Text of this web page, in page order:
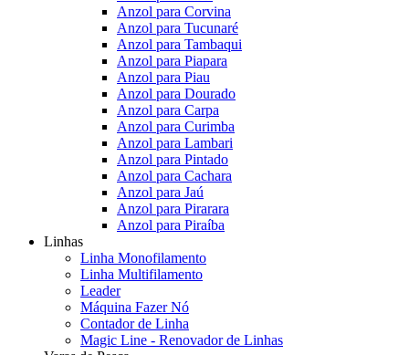
Anzol para Corvina
Anzol para Tucunaré
Anzol para Tambaqui
Anzol para Piapara
Anzol para Piau
Anzol para Dourado
Anzol para Carpa
Anzol para Curimba
Anzol para Lambari
Anzol para Pintado
Anzol para Cachara
Anzol para Jaú
Anzol para Pirarara
Anzol para Piraíba
Linhas
Linha Monofilamento
Linha Multifilamento
Leader
Máquina Fazer Nó
Contador de Linha
Magic Line - Renovador de Linhas